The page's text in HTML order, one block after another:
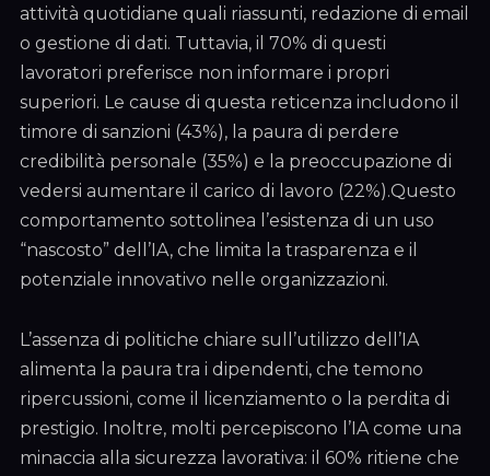
attività quotidiane quali riassunti, redazione di email
o gestione di dati. Tuttavia, il 70% di questi
lavoratori preferisce non informare i propri
superiori. Le cause di questa reticenza includono il
timore di sanzioni (43%), la paura di perdere
credibilità personale (35%) e la preoccupazione di
vedersi aumentare il carico di lavoro (22%).Questo
comportamento sottolinea l’esistenza di un uso
“nascosto” dell’IA, che limita la trasparenza e il
potenziale innovativo nelle organizzazioni.
L’assenza di politiche chiare sull’utilizzo dell’IA
alimenta la paura tra i dipendenti, che temono
ripercussioni, come il licenziamento o la perdita di
prestigio. Inoltre, molti percepiscono l’IA come una
minaccia alla sicurezza lavorativa: il 60% ritiene che